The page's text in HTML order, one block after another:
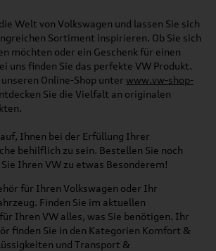
Welt von Volkswagen und lassen Sie sich
Sortiment inspirieren. Ob Sie sich
möchten oder ein Geschenk für einen
uns finden Sie das perfekte VW Produkt.
Online-Shop unter www.vw-shop-
Sie die Vielfalt an originalen
Ihnen bei der Erfüllung Ihrer
behilflich zu sein. Bestellen Sie noch
Ihren VW zu etwas Besonderem!
für Ihren Volkswagen oder Ihr
Finden Sie im aktuellen
Ihren VW alles, was Sie benötigen. Ihr
finden Sie in den Kategorien Komfort &
und Transport &